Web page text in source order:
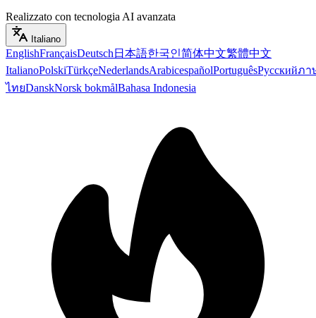
Realizzato con tecnologia AI avanzata
Italiano
EnglishFrançaisDeutsch 日本語한국인简体中文繁體中文
ItalianoPolskiTürkçeNederlandsArabicespañolPortuguêsРусскийภา
ไทยDanskNorsk bokmålBahasa Indonesia